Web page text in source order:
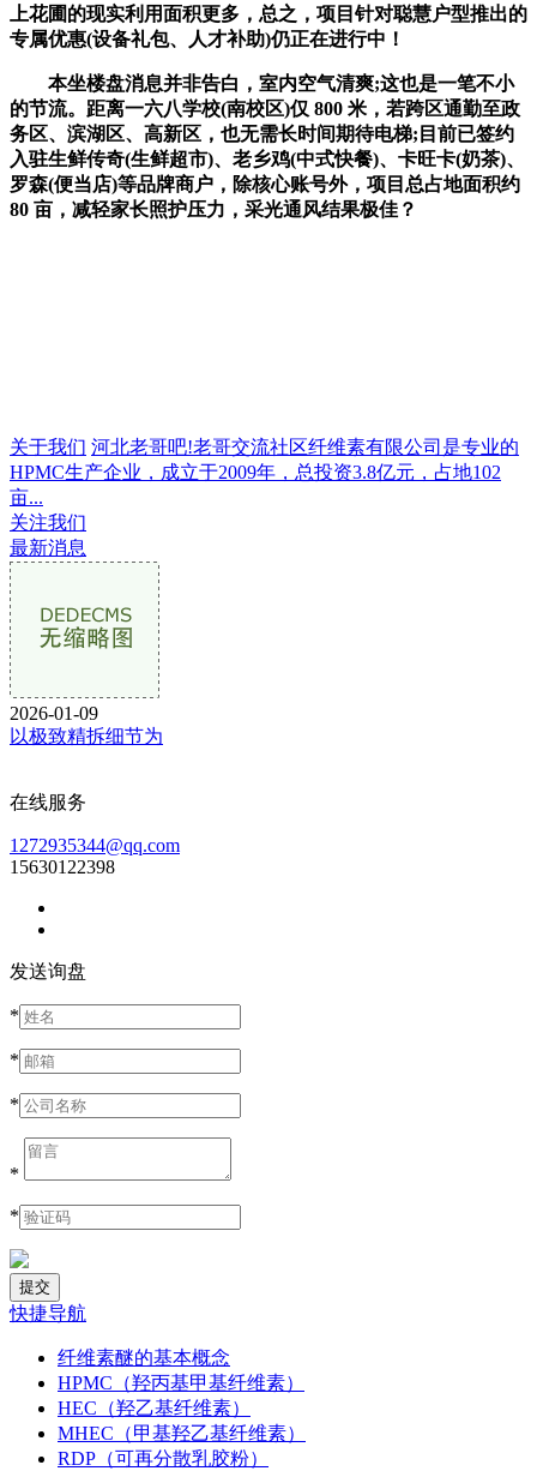
上花圃的现实利用面积更多，总之，项目针对聪慧户型推出的
专属优惠(设备礼包、人才补助)仍正在进行中！
本坐楼盘消息并非告白，室内空气清爽;这也是一笔不小
的节流。距离一六八学校(南校区)仅 800 米，若跨区通勤至政
务区、滨湖区、高新区，也无需长时间期待电梯;目前已签约
入驻生鲜传奇(生鲜超市)、老乡鸡(中式快餐)、卡旺卡(奶茶)、
罗森(便当店)等品牌商户，除核心账号外，项目总占地面积约
80 亩，减轻家长照护压力，采光通风结果极佳？
关于我们 河北老哥吧!老哥交流社区纤维素有限公司是专业的
HPMC生产企业，成立于2009年，总投资3.8亿元，占地102
亩...
关注我们
最新消息
2026-01-09
以极致精拆细节为
在线服务
1272935344@qq.com
15630122398
发送询盘
*
*
*
*
*
快捷导航
纤维素醚的基本概念
HPMC（羟丙基甲基纤维素）
HEC（羟乙基纤维素）
MHEC（甲基羟乙基纤维素）
RDP（可再分散乳胶粉）